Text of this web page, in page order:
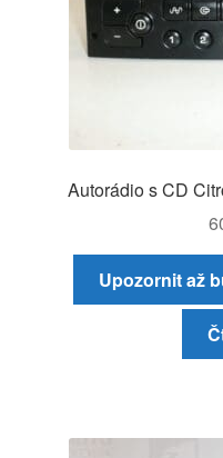
Autorádio s CD
Upozornit až